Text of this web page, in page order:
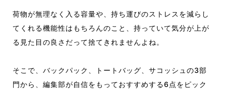
荷物が無理なく入る容量や、持ち運びのストレスを減らし
てくれる機能性はもちろんのこと、持っていて気分が上が
る見た目の良さだって捨てきれませんよね。
そこで、バックパック、トートバッグ、サコッシュの3部
門から、編集部が自信をもっておすすめする6点をピック